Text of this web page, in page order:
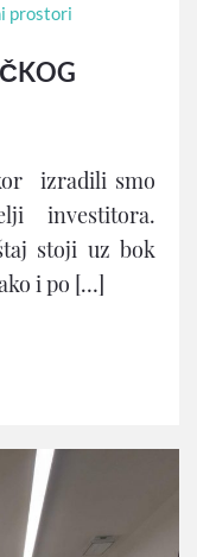
prostori
izradili smo
investitora.
stoji uz bok
i po […]